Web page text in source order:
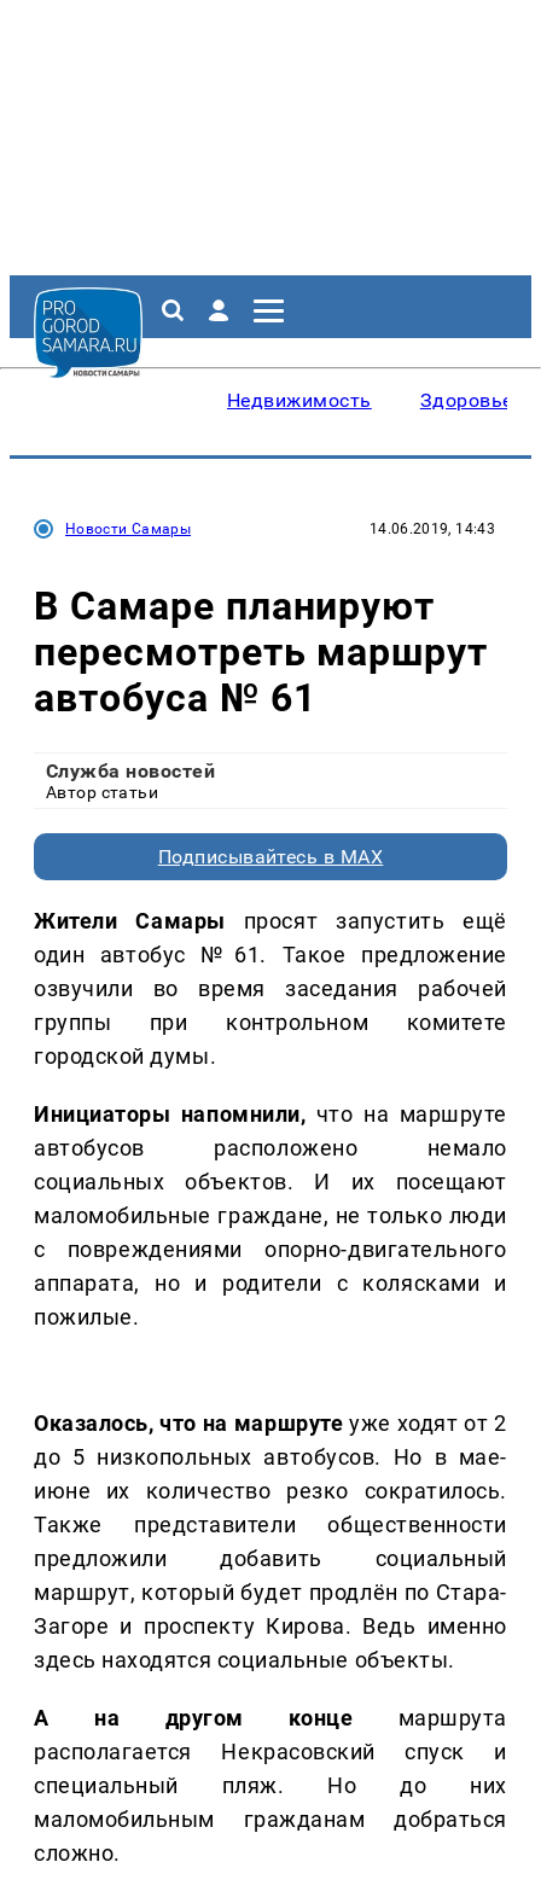
Недвижимость Здоровье
Новости Самары 14.06.2019, 14:43
В Самаре планируют
пересмотреть маршрут
автобуса № 61
Служба новостей
Автор статьи
Подписывайтесь в MAX
Жители Самары просят запустить ещё
один автобус №61. Такое предложение
озвучили во время заседания рабочей
группы при контрольном комитете
городской думы.
Инициаторы напомнили, что на маршруте
автобусов расположено немало
социальных объектов. И их посещают
маломобильные граждане, не только люди
с повреждениями опорно-двигательного
аппарата, но и родители с колясками и
пожилые.
Оказалось, что на маршруте уже ходят от 2
до 5 низкопольных автобусов. Но в мае-
июне их количество резко сократилось.
Также представители общественности
предложили добавить социальный
маршрут, который будет продлён по Стара-
Загоре и проспекту Кирова. Ведь именно
здесь находятся социальные объекты.
А на другом конце маршрута
располагается Некрасовский спуск и
специальный пляж. Но до них
маломобильным гражданам добраться
сложно.